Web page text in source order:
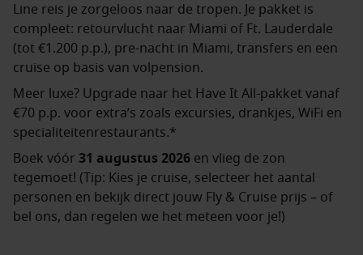
Line reis je zorgeloos naar de tropen. Je pakket is
compleet: retourvlucht naar Miami of Ft. Lauderdale
(tot €1.200 p.p.), pre-nacht in Miami, transfers en een
cruise op basis van volpension.
Meer luxe? Upgrade naar het Have It All-pakket vanaf
€70 p.p. voor extra’s zoals excursies, drankjes, WiFi en
specialiteitenrestaurants.*
Boek vóór 31 augustus 2026 en vlieg de zon
tegemoet! (Tip: Kies je cruise, selecteer het aantal
personen en bekijk direct jouw Fly & Cruise prijs – of
bel ons, dan regelen we het meteen voor je!)